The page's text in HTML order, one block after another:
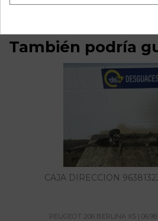
También podría
CAJA DIRECCION
PEUGEOT 206 BERLINA XS | 06.98 -